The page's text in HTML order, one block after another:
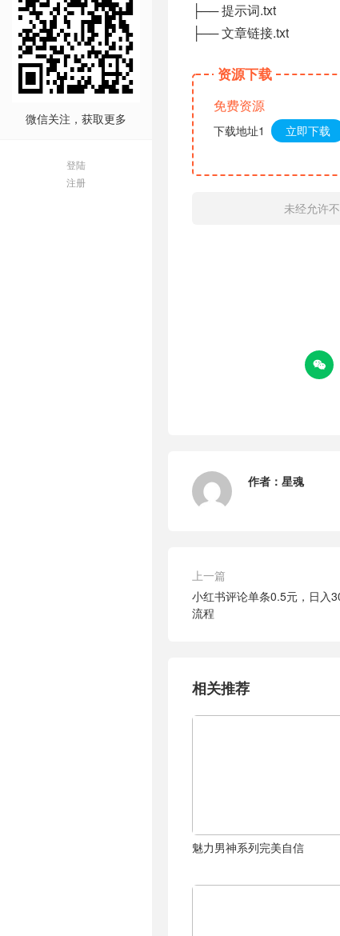
微信关注，获取更多
登陆
注册
├── 提示词.txt
├── 文章链接.txt
资源下载
免费资源
下载地址1 立即下载
未经允许

作者： 星魂
上一篇
小红书评论单条0.5元，日入
流程
相关推荐
魅力男神系列完美自信